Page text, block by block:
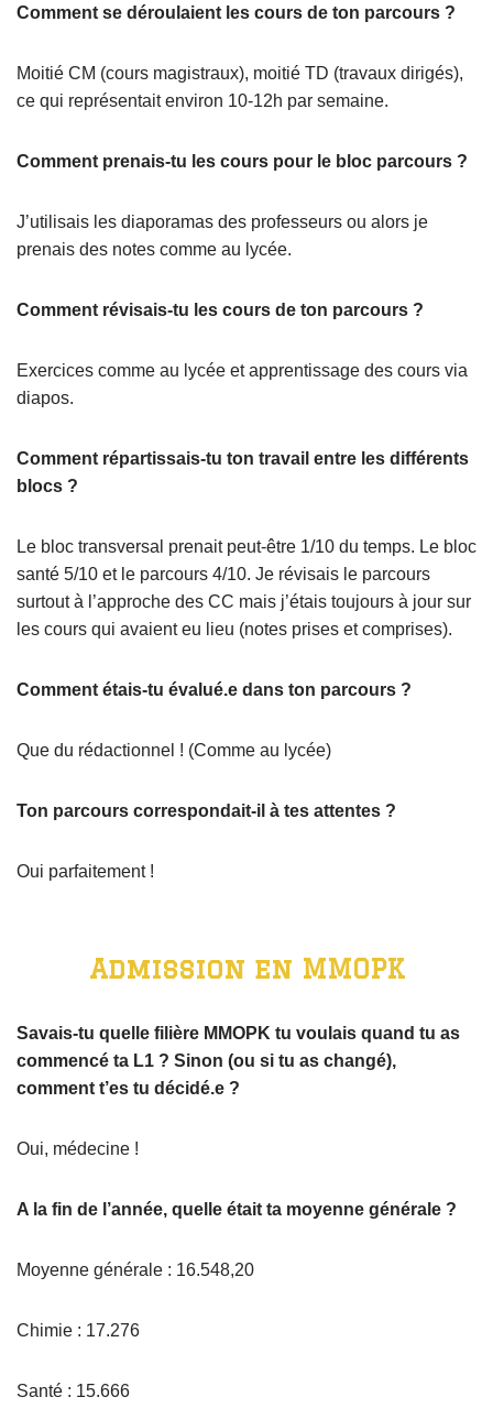
Comment se déroulaient les cours de ton parcours ?
Moitié CM (cours magistraux), moitié TD (travaux dirigés),
ce qui représentait environ 10-12h par semaine.
Comment prenais-tu les cours pour le bloc parcours ?
J’utilisais les diaporamas des professeurs ou alors je
prenais des notes comme au lycée.
Comment révisais-tu les cours de ton parcours ?
Exercices comme au lycée et apprentissage des cours via
diapos.
Comment répartissais-tu ton travail entre les différents
blocs ?
Le bloc transversal prenait peut-être 1/10 du temps. Le bloc
santé 5/10 et le parcours 4/10. Je révisais le parcours
surtout à l’approche des CC mais j’étais toujours à jour sur
les cours qui avaient eu lieu (notes prises et comprises).
Comment étais-tu évalué.e dans ton parcours ?
Que du rédactionnel ! (Comme au lycée)
Ton parcours correspondait-il à tes attentes ?
Oui parfaitement !
Admission en MMOPK
Savais-tu quelle filière MMOPK tu voulais quand tu as
commencé ta L1 ? Sinon (ou si tu as changé),
comment t’es tu décidé.e ?
Oui, médecine !
A la fin de l’année, quelle était ta moyenne générale ?
Moyenne générale : 16.548,20
Chimie : 17.276
Santé : 15.666